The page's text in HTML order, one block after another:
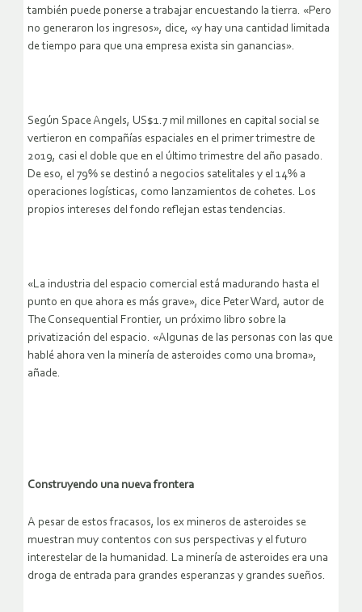
también puede ponerse a trabajar encuestando la tierra. «Pero
no generaron los ingresos», dice, «y hay una cantidad limitada
de tiempo para que una empresa exista sin ganancias».
Según Space Angels, US$1.7 mil millones en capital social se
vertieron en compañías espaciales en el primer trimestre de
2019, casi el doble que en el último trimestre del año pasado.
De eso, el 79% se destinó a negocios satelitales y el 14% a
operaciones logísticas, como lanzamientos de cohetes. Los
propios intereses del fondo reflejan estas tendencias.
«La industria del espacio comercial está madurando hasta el
punto en que ahora es más grave», dice Peter Ward, autor de
The Consequential Frontier, un próximo libro sobre la
privatización del espacio. «Algunas de las personas con las que
hablé ahora ven la minería de asteroides como una broma»,
añade.
Construyendo una nueva frontera
A pesar de estos fracasos, los ex mineros de asteroides se
muestran muy contentos con sus perspectivas y el futuro
interestelar de la humanidad. La minería de asteroides era una
droga de entrada para grandes esperanzas y grandes sueños.